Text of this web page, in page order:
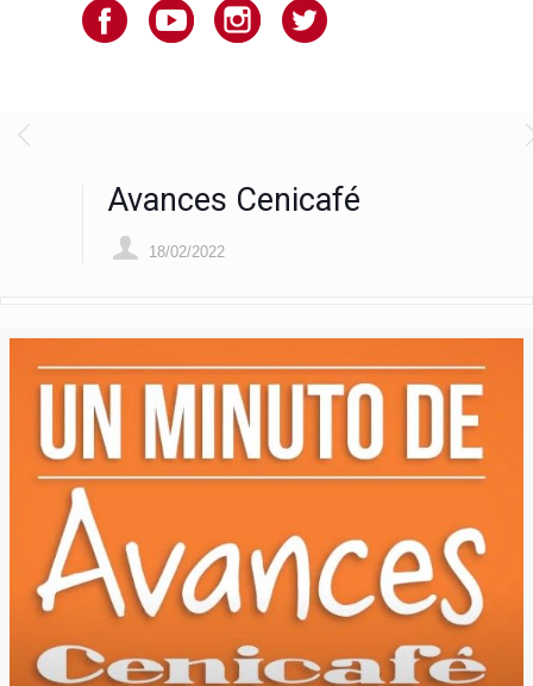
Avances Cenicafé
18/02/2022